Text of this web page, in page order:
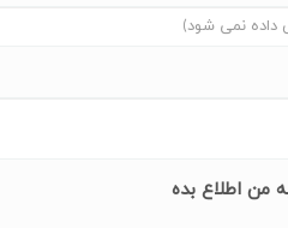
من اطلاع بده